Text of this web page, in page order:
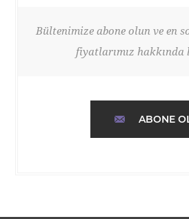
Bültenimize abone olun ve en
fiyatlarımız hakkında
ABONE